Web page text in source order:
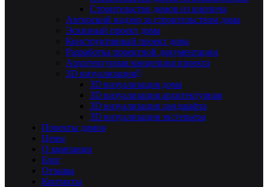
Строительство домов из кирпича
Авторский надзор за строительством дома
Эскизный проект дома
Конструктивный проект дома
Разработка проектной документации
Архитектурная концепция проекта
3D визуализация
3D визуализация дома
3D визуализация архитектурная
3D визуализация ландшафта
3D визуализация экстерьера
Проекты домов
Цены
О компании
Блог
Отзывы
Контакты